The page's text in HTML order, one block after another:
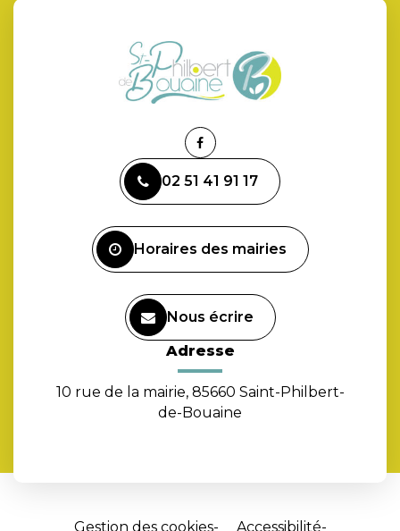
Lien
le
compte
02 51 41 91 17
Horaires des mairies
Nous écrire
Adresse
10 rue de la mairie, 85660 Saint-Philbert-
de-Bouaine
Gestion des cookies Accessibilité